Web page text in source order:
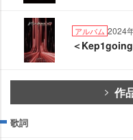
アルバム 2024
＜
作
歌詞